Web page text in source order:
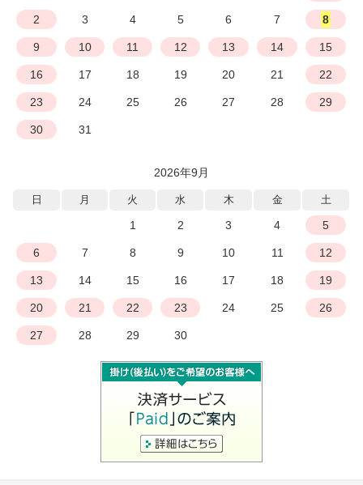
2 3 4 5 6 7 8
9 10 11 12 13 14 15
16 17 18 19 20 21 22
23 24 25 26 27 28 29
30 31
2026年9月
日 月 火 水 木 金 土
1 2 3 4 5
6 7 8 9 10 11 12
13 14 15 16 17 18 19
20 21 22 23 24 25 26
27 28 29 30